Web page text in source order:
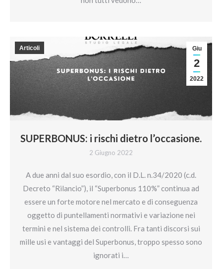
SUPERBONUS: i rischi dietro l’occasione.
2 Giugno 2022
Giu
2
2022
Articoli
A due anni dal suo esordio, con il D.L. n.34/2020 (c.d.
Decreto “Rilancio”), il “Superbonus 110%” continua ad
essere un forte motore nel mercato e di conseguenza
oggetto di puntellamenti normativi e variazione nei
termini e nel sistema dei controlli. Fra tanti discorsi sui
mille usi e vantaggi del Superbonus, troppo spesso sono
ignorati i…